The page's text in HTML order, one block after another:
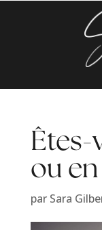
Êtes-
ou en
par Sara